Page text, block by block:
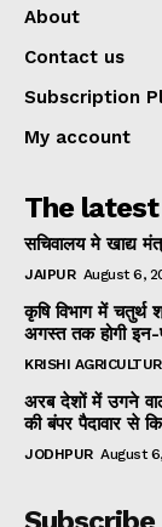
About
Contact us
Subscription
My account
The latest
सचिवालय मे खाद्य
JAIPUR August 6,
कृषि विभाग में चतुर्थ
अगस्त तक होगी इन-
KRISHI
अरब देशों में उगने
की बंपर पैदावार से
JODHPUR August